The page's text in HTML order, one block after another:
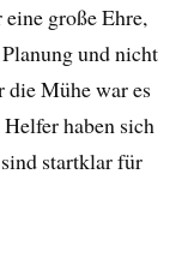
große Ehre,
und nicht
Mühe war es
haben sich
startklar für